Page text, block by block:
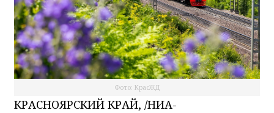
Фото: КрасЖД
КРАСНОЯРСКИЙ КРАЙ, /НИА-